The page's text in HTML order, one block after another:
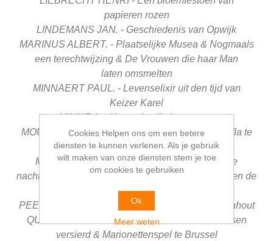
papieren rozen
LINDEMANS JAN. - Geschiedenis van Opwijk
MARINUS ALBERT. - Plaatselijke Musea & Nogmaals
een terechtwijzing & De Vrouwen die haar Man
laten omsmelten
MINNAERT PAUL. - Levenselixir uit den tijd van
KeizerKarel
MINNE A. - Het recht eikels te rapen
MOUREAU PAUL. - Nécrologie &De H. Ragenufla te
Incourt &De Porte aux Broquettes
MORTIER AD. - Heksen vliegen bij nacht &
De
nachtmerrie &
Volkslied in Wallonte &De Wolven en de
Stokken met vier hoeken
PEETERS FERD., S. J. - Het Kasteel van Doggenhout
QUIÉVREUX LOUIS . - Kazuivel met hakenkruisen
versierd & Marionettenspel te Brussel
Cookies Helpen ons om een betere
diensten te kunnen verlenen. Als je gebruik
wilt maken van onze diensten stem je toe
om cookies te gebruiken
Ok
Meer weten